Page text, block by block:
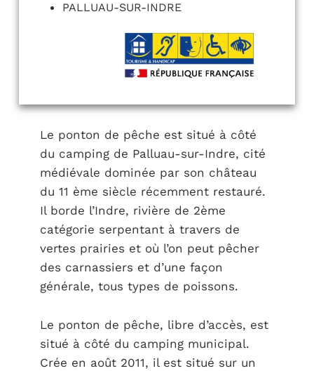
PALLUAU-SUR-INDRE
Le ponton de pêche est situé à côté
du camping de Palluau-sur-Indre, cité
médiévale dominée par son château
du 11 ème siècle récemment restauré.
Il borde l’Indre, rivière de 2ème
catégorie serpentant à travers de
vertes prairies et où l’on peut pêcher
des carnassiers et d’une façon
générale, tous types de poissons.
Le ponton de pêche, libre d’accès, est
situé à côté du camping municipal.
Crée en août 2011, il est situé sur un